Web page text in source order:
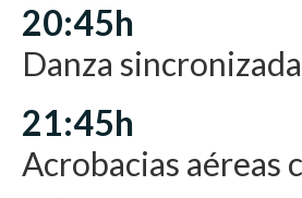
20:45h
Danza sincronizada
21:45h
Acrobacias aéreas